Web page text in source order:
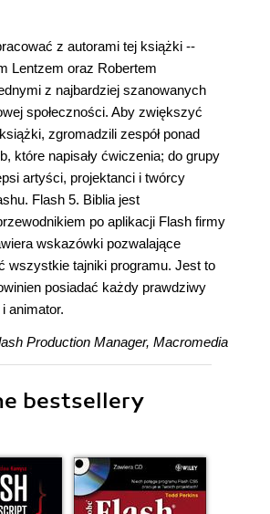
z autorami tej książki --
Lentzem oraz Robertem
z najbardziej szanowanych
społeczności. Aby zwiększyć
zgromadzili zespół ponad
które napisały ćwiczenia; do grupy
artyści, projektanci i twórcy
Flash 5. Biblia jest
po aplikacji Flash firmy
wskazówki pozwalające
wszystkie tajniki programu. Jest to
posiadać każdy prawdziwy
animator.
Production Manager, Macromedia
bestsellery